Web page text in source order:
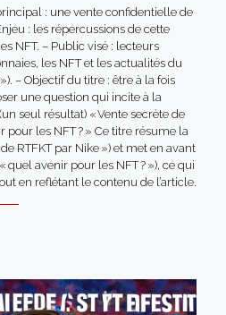
: une vente confidentielle de
: les répercussions de cette
NFT. – Public visé : lecteurs
les NFT et les actualités du
– Objectif du titre : être à la fois
une question qui incite à la
seul résultat) « Vente secrète de
pour les NFT ? » Ce titre résume la
RTFKT par Nike ») et met en avant
avenir pour les NFT ? »), ce qui
en reflétant le contenu de l’article.